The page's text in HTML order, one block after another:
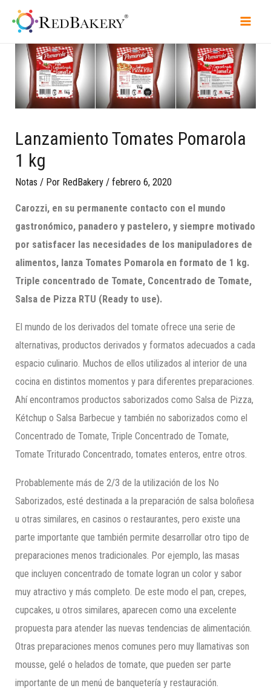
Lanzamiento Tomates Pomarola
1 kg
Notas / Por RedBakery /febrero 6, 2020
Carozzi, en su permanente contacto con el mundo
gastronómico, panadero y pastelero, y siempre motivado
por satisfacer las necesidades de los manipuladores de
alimentos, lanza Tomates Pomarola en formato de 1 kg.
Triple concentrado de Tomate, Concentrado de Tomate,
Salsa de Pizza RTU (Ready to use).
El mundo de los derivados del tomate ofrece una serie de
alternativas, productos derivados y formatos adecuados a cada
espacio culinario. Muchos de ellos utilizados al interior de una
cocina en distintos momentos y para diferentes preparaciones.
Ahí encontramos productos saborizados como Salsa de Pizza,
Kétchup o Salsa Barbecue y también no saborizados como el
Concentrado de Tomate, Triple Concentrado de Tomate,
Tomate Triturado Concentrado, tomates enteros, entre otros.
Probablemente más de 2/3 de la utilización de los No
Saborizados, esté destinada a la preparación de salsa boloñesa
u otras similares, en casinos o restaurantes, pero existe una
parte importante que también permite desarrollar otro tipo de
preparaciones menos tradicionales. Por ejemplo, las masas
que incluyen concentrado de tomate logran un color y sabor
muy atractivo y más completo. De este modo el pan, crepes,
cupcakes, u otros similares, aparecen como una excelente
propuesta para atender las nuevas tendencias de alimentación.
Otras preparaciones menos comunes pero muy llamativas son
mousse, gelé o helados de tomate, que pueden ser parte
importante de un menú de banquetería y restauración.